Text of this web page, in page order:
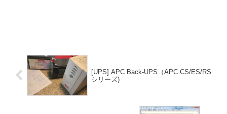
[UPS] APC Back-UPS（APC CS/ES/RS
シリーズ)